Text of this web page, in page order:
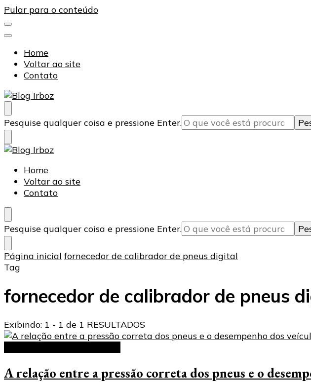
Pular para o conteúdo
Home
Voltar ao site
Contato
Blog Irboz
Blog de Lubrificação Industrial
Procurando
algo?
Pesquise qualquer coisa e pressione Enter.
Blog Irboz
Blog de Lubrificação Industrial
Home
Voltar ao site
Contato
Procurando
algo?
Pesquise qualquer coisa e pressione Enter.
Página inicial fornecedor de calibrador de pneus digital
Tag
fornecedor de calibrador de pneus
Exibindo: 1 - 1 de 1 RESULTADOS
A relação entre a pressão correta dos pneus e o